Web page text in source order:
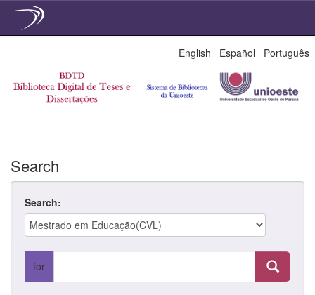
English Español Português
Search
Search:
for